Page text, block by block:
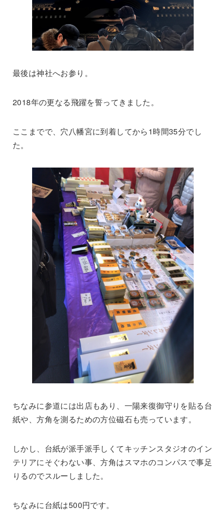
最後は神社へお参り。
2018年の更なる飛躍を誓ってきました。
ここまでで、穴八幡宮に到着してから1時間35分でし
た。
ちなみに参道には出店もあり、一陽来復御守りを貼る台
紙や、方角を測るための方位磁石も売っています。
しかし、台紙が派手派手しくてキッチンスタジオのイン
テリアにそぐわない事、方角はスマホのコンパスで事足
りるのでスルーしました。
ちなみに台紙は500円です。